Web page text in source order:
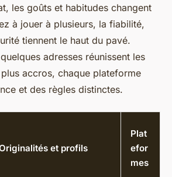
les goûts et habitudes changent
à jouer à plusieurs, la fiabilité,
tiennent le haut du pavé.
adresses réunissent les
accros, chaque plateforme
et des règles distinctes.
et profils
Plat
efor
mes